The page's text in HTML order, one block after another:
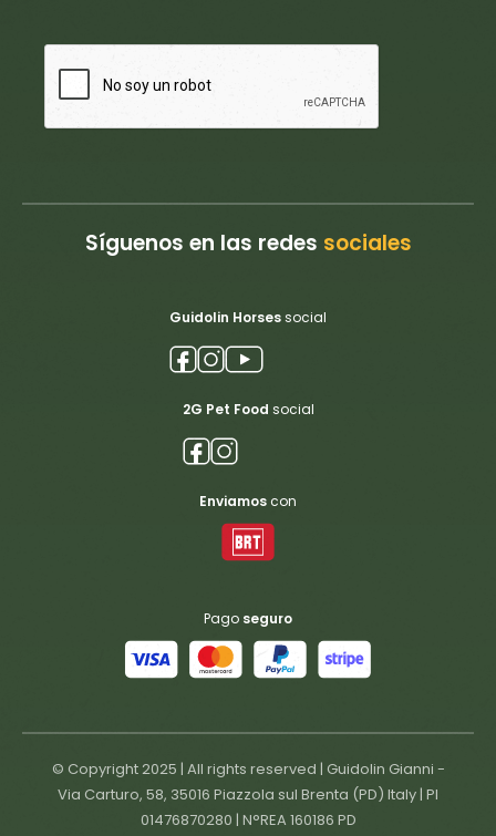
Síguenos en las redes sociales
Guidolin Horsessocial
2G Pet Food social
Enviamoscon
Pago seguro
© Copyright 2025 | All rights reserved | Guidolin Gianni -
Via Carturo, 58, 35016 Piazzola sul Brenta (PD) Italy | PI
01476870280 | N°REA 160186 PD